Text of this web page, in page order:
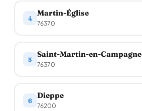
4
Martin-Église
76370
5
Saint-Martin-en-Campagne
76370
6
Dieppe
76200